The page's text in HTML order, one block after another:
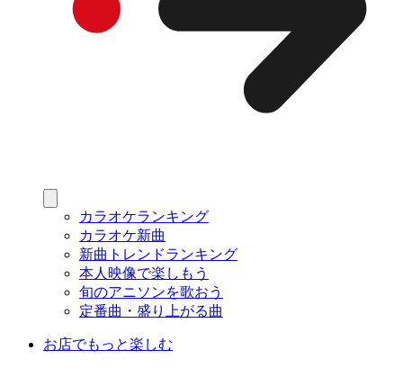
カラオケランキング
カラオケ新曲
新曲トレンドランキング
本人映像で楽しもう
旬のアニソンを歌おう
定番曲・盛り上がる曲
お店でもっと楽しむ